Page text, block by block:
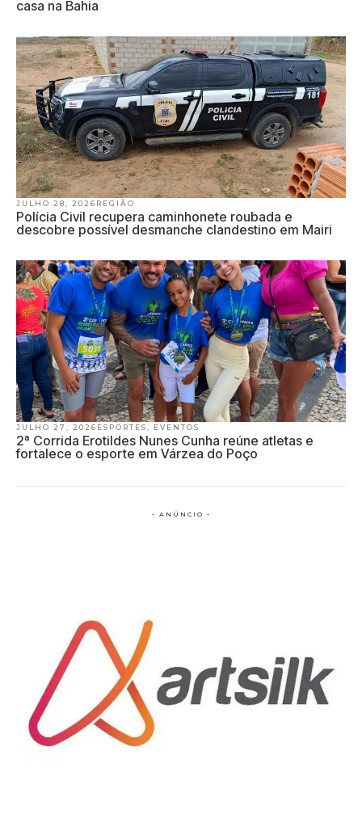
casa na Bahia
JULHO 28, 2026 REGIÃO
Polícia Civil recupera caminhonete roubada e
descobre possível desmanche clandestino em Mairi
JULHO 27, 2026 ESPORTES EVENTOS
2ª Corrida Erotildes Nunes Cunha reúne atletas e
fortalece o esporte em Várzea do Poço
- ANÚNCIO -